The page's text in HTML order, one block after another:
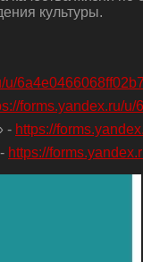
культуры.
u/
forms.yandex.ru/
- https://
https://